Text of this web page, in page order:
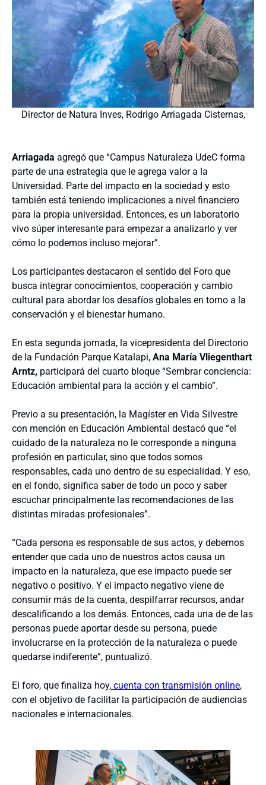
Director de Natura Inves, Rodrigo Arriagada Cisternas,
Arriagada agregó que “Campus Naturaleza UdeC forma
parte de una estrategia que le agrega valor a la
Universidad. Parte del impacto en la sociedad y esto
también está teniendo implicaciones a nivel financiero
para la propia universidad. Entonces, es un laboratorio
vivo súper interesante para empezar a analizarlo y ver
cómo lo podemos incluso mejorar”.
Los participantes destacaron el sentido del Foro que
busca integrar conocimientos, cooperación y cambio
cultural para abordar los desafíos globales en torno a la
conservación y el bienestar humano.
En esta segunda jornada, la vicepresidenta del Directorio
de la Fundación Parque Katalapi, Ana María Vliegenthart
Arntz, participará del cuarto bloque “Sembrar conciencia:
Educación ambiental para la acción y el cambio”.
Previo a su presentación, la Magíster en Vida Silvestre
con mención en Educación Ambiental destacó que “el
cuidado de la naturaleza no le corresponde a ninguna
profesión en particular, sino que todos somos
responsables, cada uno dentro de su especialidad. Y eso,
en el fondo, significa saber de todo un poco y saber
escuchar principalmente las recomendaciones de las
distintas miradas profesionales”.
“Cada persona es responsable de sus actos, y debemos
entender que cada uno de nuestros actos causa un
impacto en la naturaleza, que ese impacto puede ser
negativo o positivo. Y el impacto negativo viene de
consumir más de la cuenta, despilfarrar recursos, andar
descalificando a los demás. Entonces, cada una de de las
personas puede aportar desde su persona, puede
involucrarse en la protección de la naturaleza o puede
quedarse indiferente”, puntualizó.
El foro, que finaliza hoy, cuenta con transmisión online,
con el objetivo de facilitar la participación de audiencias
nacionales e internacionales.